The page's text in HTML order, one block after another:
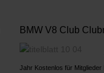
BMW V8 Club
Jahr Kostenlos für Mitglieder